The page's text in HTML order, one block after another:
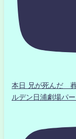
本日 兄が死んだ
ルデン日浦劇場パ